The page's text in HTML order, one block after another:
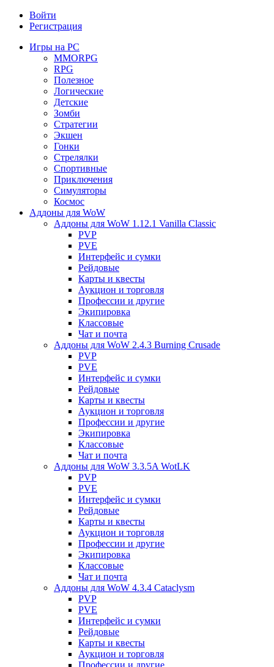
Войти
Регистрация
Игры на PC
MMORPG
RPG
Полезное
Логические
Детские
Зомби
Стратегии
Экшен
Гонки
Стрелялки
Спортивные
Приключения
Симуляторы
Космос
Аддоны для WoW
Аддоны для WoW 1.12.1 Vanilla Classic
PVP
PVE
Интерфейс и сумки
Рейдовые
Карты и квесты
Аукцион и торговля
Профессии и другие
Экипировка
Классовые
Чат и почта
Аддоны для WoW 2.4.3 Burning Crusade
PVP
PVE
Интерфейс и сумки
Рейдовые
Карты и квесты
Аукцион и торговля
Профессии и другие
Экипировка
Классовые
Чат и почта
Аддоны для WoW 3.3.5A WotLK
PVP
PVE
Интерфейс и сумки
Рейдовые
Карты и квесты
Аукцион и торговля
Профессии и другие
Экипировка
Классовые
Чат и почта
Аддоны для WoW 4.3.4 Cataclysm
PVP
PVE
Интерфейс и сумки
Рейдовые
Карты и квесты
Аукцион и торговля
Профессии и другие